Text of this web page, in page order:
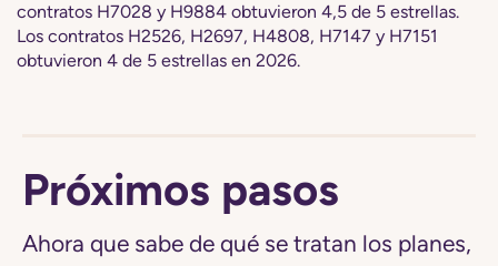
contratos H7028 y H9884 obtuvieron 4,5 de 5 estrellas.
Los contratos H2526, H2697, H4808, H7147 y H7151
obtuvieron 4 de 5 estrellas en 2026.
Próximos pasos
Ahora que sabe de qué se tratan los planes,